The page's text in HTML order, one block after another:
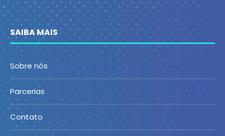
SAIBA MAIS
Sobre nós
Parcerias
Contato